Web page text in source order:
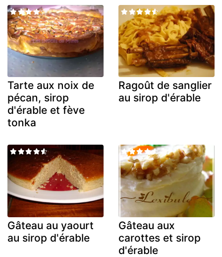
Tarte aux noix de
pécan, sirop
d'érable et fève
tonka
Ragoût de sanglier
au sirop d'érable
Gâteau au yaourt
au sirop d'érable
Gâteau aux
carottes et sirop
d'érable